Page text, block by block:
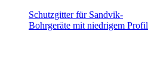
Schutzgitter für Sandvik-
Bohrgeräte mit niedrigem Profil